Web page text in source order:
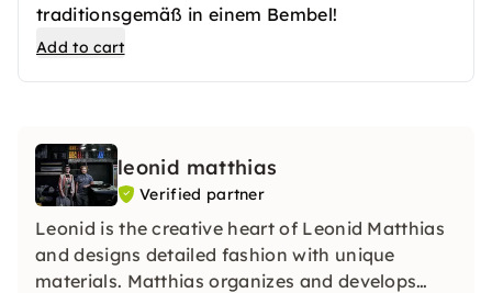
traditionsgemäß in einem Bembel!
Kühl, erfrischend, süffig - so wie er sein soll!
Add to cart
leonid matthias
Verified partner
Leonid is the creative heart of Leonid Matthias
and designs detailed fashion with unique
materials. Matthias organizes and develops